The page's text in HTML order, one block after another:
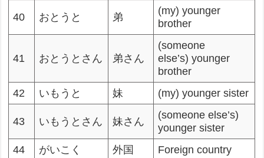
40 おとうと 弟
(my) younger
brother
41 おとうとさん 弟さん
(someone
else’s) younger
brother
42
いもうと 妹 (my) younger sister
43 いもうとさん 妹さん
(someone else’s)
younger sister
44
がいこく 外国 Foreign country